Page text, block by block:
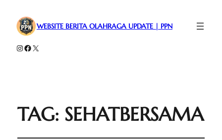
WEBSITE BERITA OLAHRAGA UPDATE | PPN
Instagram
Facebook
X
TAG: SEHATBERSAMA